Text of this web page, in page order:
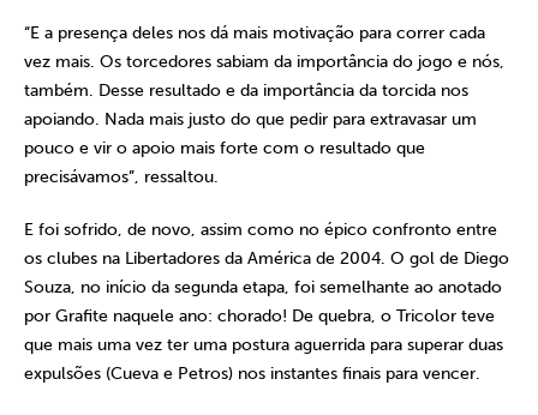
“E a presença deles nos dá mais motivação para correr cada
vez mais. Os torcedores sabiam da importância do jogo e nós,
também. Desse resultado e da importância da torcida nos
apoiando. Nada mais justo do que pedir para extravasar um
pouco e vir o apoio mais forte com o resultado que
precisávamos”, ressaltou.
E foi sofrido, de novo, assim como no épico confronto entre
os clubes na Libertadores da América de 2004. O gol de Diego
Souza, no início da segunda etapa, foi semelhante ao anotado
por Grafite naquele ano: chorado! De quebra, o Tricolor teve
que mais uma vez ter uma postura aguerrida para superar duas
expulsões (Cueva e Petros) nos instantes finais para vencer.